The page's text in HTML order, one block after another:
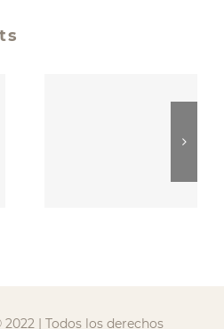
2022 | Todos los derechos